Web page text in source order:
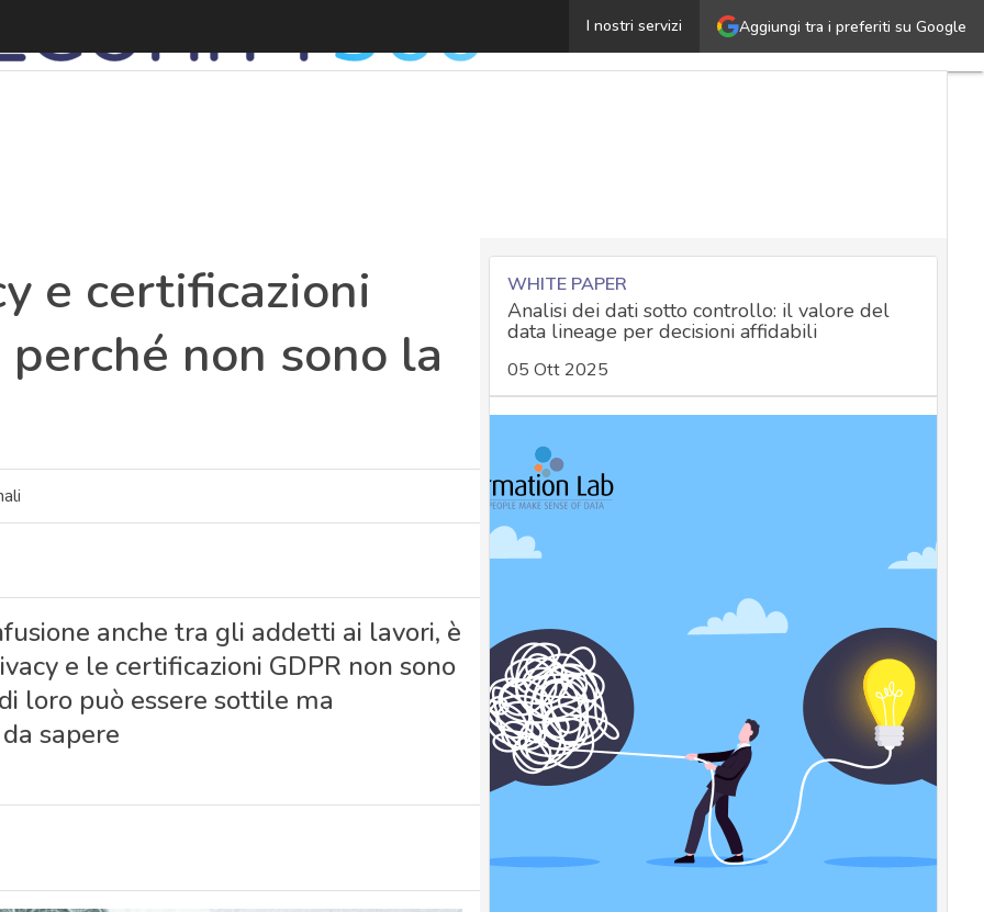
Aggiungi tra i preferiti su Google
I nostri servizi
Certificazioni privacy e certificazioni GDPR: quali sono
e certificazioni
non sono la
anche tra gli addetti ai lavori, è
e le certificazioni GDPR non sono
loro può essere sottile ma
sapere
WHITE PAPER
Analisi dei dati sotto controllo: il valore del
data lineage per decisioni affidabili
05 Ott 2025